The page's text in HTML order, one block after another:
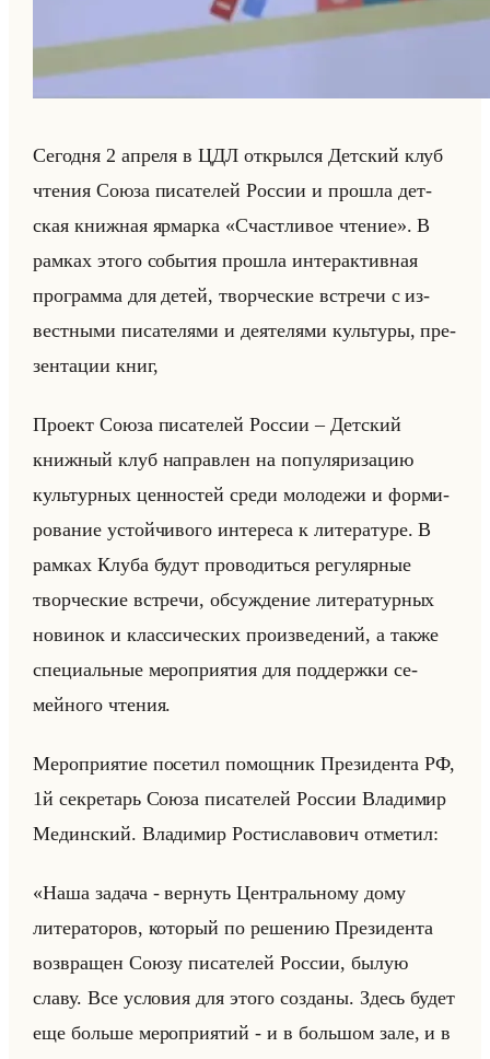
Се­год­ня 2 ап­ре­ля в ЦДЛ от­крыл­ся Дет­ский клуб
чте­ния Союза пи­са­те­лей Рос­сии и про­шла дет­
ская книж­ная яр­мар­ка «Счастливое чтение». В
рам­ках этого со­бы­тия про­шла ин­тер­ак­тив­ная
про­грам­ма для детей, твор­че­ские встре­чи с из­
вест­ны­ми пи­са­те­ля­ми и де­яте­ля­ми культу­ры, пре­
зен­та­ции книг,
Про­ект Союза пи­са­те­лей Рос­сии – Дет­ский
книж­ный клуб на­прав­лен на по­пу­ля­ри­за­цию
культур­ных цен­но­стей среди мо­ло­де­жи и фор­ми­
ро­ва­ние устойчи­во­го ин­те­ре­са к ли­те­ра­ту­ре. В
рам­ках Клуба будут про­во­диться ре­гу­ляр­ные
твор­че­ские встре­чи, об­суж­де­ние ли­те­ра­тур­ных
но­ви­нок и клас­си­че­ских про­из­ве­де­ний, а также
спе­ци­альные ме­ро­при­ятия для под­держ­ки се­
мейно­го чте­ния.
Ме­ро­при­ятие по­се­тил по­мощ­ник Пре­зи­ден­та РФ,
1й сек­ре­тарь Союза пи­са­те­лей Рос­сии Вла­ди­мир
Медин­ский. Вла­ди­мир Ро­сти­сла­во­вич от­ме­тил:
«Наша задача - вернуть Центральному дому
литераторов, который по решению Президента
возвращен Союзу писателей России, былую
славу. Все условия для этого созданы. Здесь будет
еще больше мероприятий - и в большом зале, и в